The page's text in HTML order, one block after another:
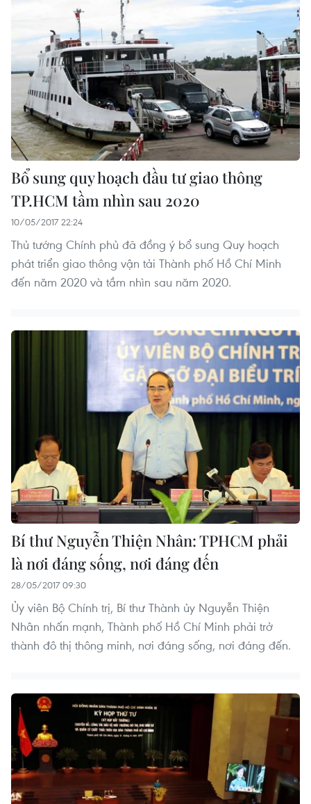
Bổ sung quy hoạch đầu tư giao thông
TP.HCM tầm nhìn sau 2020
10/05/2017 22:24
Thủ tướng Chính phủ đã đồng ý bổ sung Quy hoạch
phát triển giao thông vận tải Thành phố Hồ Chí Minh
đến năm 2020 và tầm nhìn sau năm 2020.
Bí thư Nguyễn Thiện Nhân: TPHCM phải
là nơi đáng sống, nơi đáng đến
28/05/2017 09:30
Ủy viên Bộ Chính trị, Bí thư Thành ủy Nguyễn Thiện
Nhân nhấn mạnh, Thành phố Hồ Chí Minh phải trở
thành đô thị thông minh, nơi đáng sống, nơi đáng đến.